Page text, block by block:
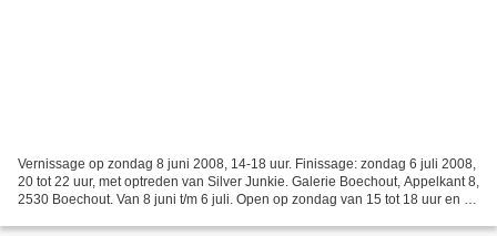
Vernissage op zondag 8 juni 2008, 14-18 uur. Finissage: zondag 6 juli 2008,
20 tot 22 uur, met optreden van Silver Junkie. Galerie Boechout, Appelkant 8,
2530 Boechout. Van 8 juni t/m 6 juli. Open op zondag van 15 tot 18 uur en na